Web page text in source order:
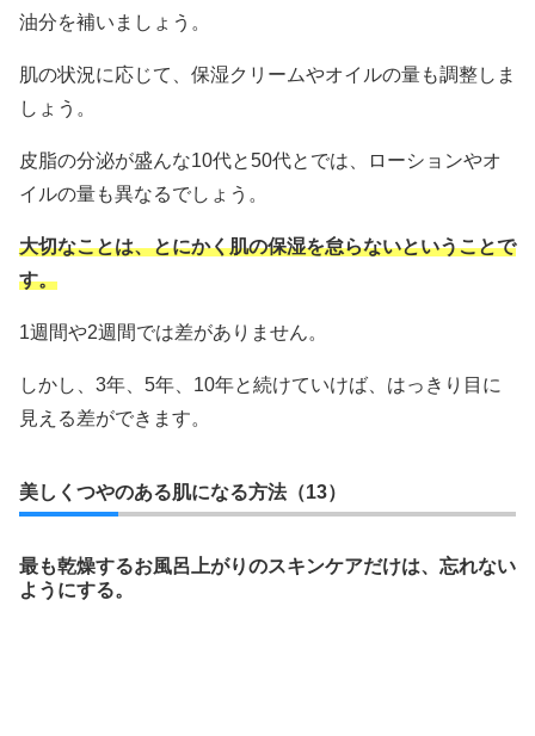
油分を補いましょう。
肌の状況に応じて、保湿クリームやオイルの量も調整しま
しょう。
皮脂の分泌が盛んな10代と50代とでは、ローションやオ
イルの量も異なるでしょう。
大切なことは、とにかく肌の保湿を怠らないということで
す。
1週間や2週間では差がありません。
しかし、3年、5年、10年と続けていけば、はっきり目に
見える差ができます。
美しくつやのある肌になる方法（13）
最も乾燥するお風呂上がりのスキンケアだけは、忘れない
ようにする。